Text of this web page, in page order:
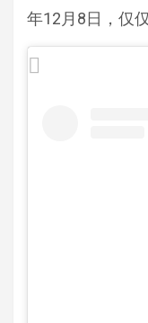
年12月8日，仅